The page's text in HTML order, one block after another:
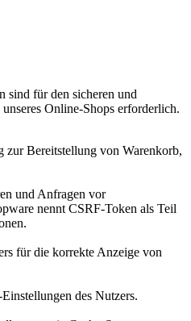
sind für den sicheren und
Online-Shops erforderlich.
zur Bereitstellung von Warenkorb,
und Anfragen vor
nennt CSRF-Token als Teil
für die korrekte Anzeige von
des Nutzers.